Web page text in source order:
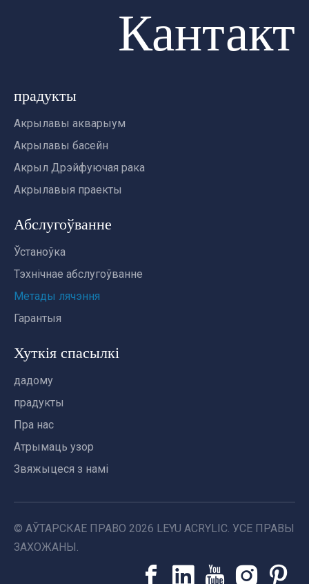
Кантакт
прадукты
Акрылавы акварыум
Акрылавы басейн
Акрыл Дрэйфуючая рака
Акрылавыя праекты
Абслугоўванне
Ўстаноўка
Тэхнічнае абслугоўванне
Метады лячэння
Гарантыя
Хуткія спасылкі
дадому
прадукты
Пра нас
Атрымаць узор
Звяжыцеся з намі
© АЎТАРСКАЕ ПРАВО 2026 LEYU ACRYLIC. УСЕ ПРАВЫ
ЗАХОЖАНЫ.